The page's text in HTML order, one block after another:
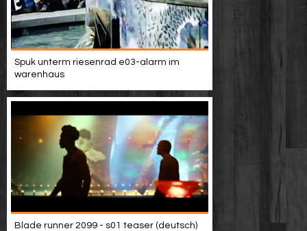
Spuk unterm riesenrad e03-alarm im
warenhaus
Blade runner 2099 - s01 teaser (deutsch)